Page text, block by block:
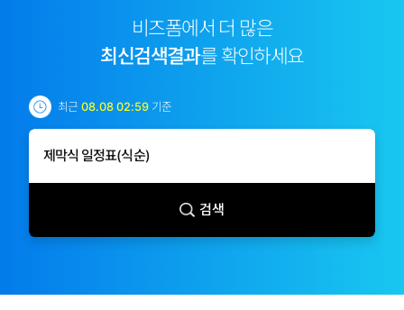
비즈폼에서 더 많은
최신검색결과를 확인하세요
최근 08.08 02:59기준
검색